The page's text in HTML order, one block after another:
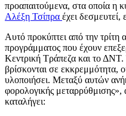
προαπαιτούμενα, στα οποία η
Αλέξη Τσίπρα έχει δεσμευτεί,
Αυτό προκύπτει από την τρίτη
προγράμματος που έχουν
Κεντρική Τράπεζα και το
βρίσκονται σε εκκρεμμότητα,
υλοποιήσει. Μεταξύ αυτών
φορολογικής μεταρρύθμισης»,
καταλήγει: